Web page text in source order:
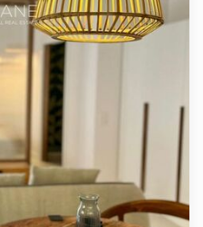
está pensada para
creando un ambiente
hogar.Los residentes del
comunes
incluyen una espectacular
y un gimnasio totalmente
relajarse, socializar o
disfruta de unas vistas
hay disponible una
en el corazón de
combinación única de
urbana. Desde
monumentos históricos